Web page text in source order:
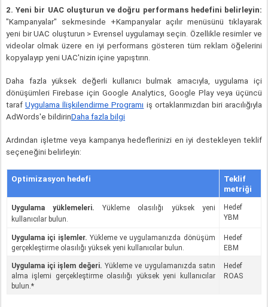
2. Yeni bir UAC oluşturun ve doğru performans hedefini belirleyin:
"Kampanyalar" sekmesinde +Kampanyalar açılır menüsünü tıklayarak
yeni bir UAC oluşturun > Evrensel uygulamayı seçin. Özellikle resimler ve
videolar olmak üzere en iyi performans gösteren tüm reklam öğelerini
kopyalayıp yeni UAC'nizin içine yapıştırın.
Daha fazla yüksek değerli kullanıcı bulmak amacıyla, uygulama içi
dönüşümleri Firebase için Google Analytics, Google Play veya üçüncü
taraf Uygulama İlişkilendirme Programı iş ortaklarımızdan biri aracılığıyla
AdWords'e bildirinDaha fazla bilgi
Ardından işletme veya kampanya hedeflerinizi en iyi destekleyen teklif
seçeneğini belirleyin:
Optimizasyon hedefi
Teklif
metriği
Uygulama yüklemeleri. Yükleme olasılığı yüksek yeni
kullanıcılar bulun.
Hedef
YBM
Uygulama içi işlemler. Yükleme ve uygulamanızda dönüşüm
gerçekleştirme olasılığı yüksek yeni kullanıcılar bulun.
Hedef
EBM
Uygulama içi işlem değeri. Yükleme ve uygulamanızda satın
alma işlemi gerçekleştirme olasılığı yüksek yeni kullanıcılar
bulun.*
Hedef
ROAS